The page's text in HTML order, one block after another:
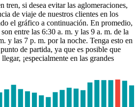
tren, si desea evitar las aglomeraciones,
de viaje de nuestros clientes en los
el gráfico a continuación. En promedio,
entre las 6:30 a. m. y las 9 a. m. de la
y las 7 p. m. por la noche. Tenga esto en
de partida, ya que es posible que
¡especialmente en las grandes